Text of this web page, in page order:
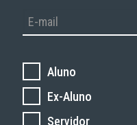
Aluno
Ex-Aluno
Servidor